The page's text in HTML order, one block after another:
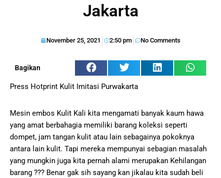
Jakarta
November 25, 2021 2:50 pm No Comments
Bagikan
Press Hotprint Kulit Imitasi Purwakarta
Mesin embos Kulit Kali kita mengamati banyak kaum hawa
yang amat berbahagia memiliki barang koleksi seperti
dompet, jam tangan kulit atau lain sebagainya pokoknya
antara lain kulit. Tapi mereka mempunyai sebagian masalah
yang mungkin juga kita pernah alami merupakan Kehilangan
barang ??? Benar gak sih sayang kan jikalau kita sudah beli